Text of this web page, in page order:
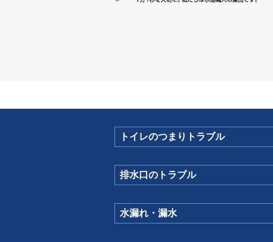
トイレのつまりトラブル
排水口のトラブル
水漏れ・漏水